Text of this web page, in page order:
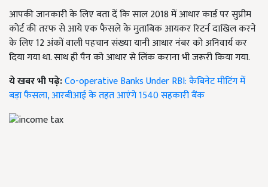
आपकी जानकारी के लिए बता दें कि साल 2018 में आधार कार्ड पर सुप्रीम
कोर्ट की तरफ से आये एक फैसले के मुताबिक आयकर रिटर्न दाखिल करने
के लिए 12 अंकों वाली पहचान संख्या यानी आधार नंबर को अनिवार्य कर
दिया गया था. साथ ही पैन को आधार से लिंक कराना भी जरूरी किया गया.
ये खबर भी पढ़े:Co-operative Banks Under RBI: कैबिनेट मीटिंग में
बड़ा फैसला, आरबीआई के तहत आएंगे 1540 सहकारी बैंक